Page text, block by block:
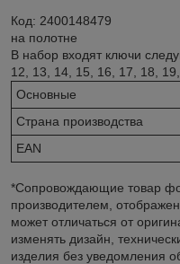
Код: 2400148479
на полотне
В набор входят ключи
12, 13, 14, 15, 16, 17, 18,
Основные
Страна производства
EAN
*Сопровождающие товар
производителем,
может отличаться от
изменять дизайн,
изделия без уведомления